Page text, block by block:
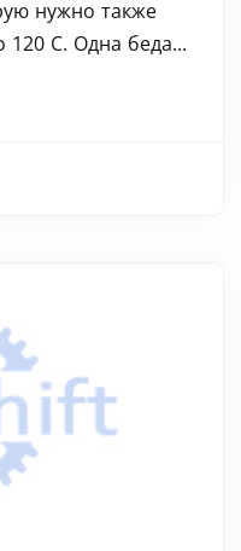
нужно также
120 С. Одна беда...